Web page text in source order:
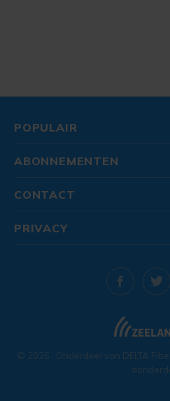
POPULAIR
ABONNEMENTEN
CONTACT
© 2026 . Onderdeel van DELTA
PRIVACY